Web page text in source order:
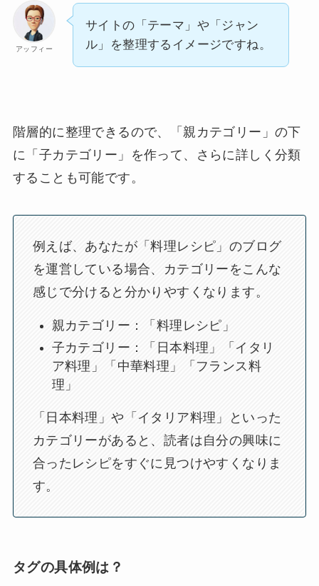
アッフィー
サイトの「テーマ」や「ジャン
ル」を整理するイメージですね。
階層的に整理できるので、「親カテゴリー」の下
に「子カテゴリー」を作って、さらに詳しく分類
することも可能です。
例えば、あなたが「料理レシピ」のブログ
を運営している場合、カテゴリーをこんな
感じで分けると分かりやすくなります。
親カテゴリー：「料理レシピ」
子カテゴリー：「日本料理」「イタリ
ア料理」「中華料理」「フランス料
理」
「日本料理」や「イタリア料理」といった
カテゴリーがあると、読者は自分の興味に
合ったレシピをすぐに見つけやすくなりま
す。
タグの具体例は？